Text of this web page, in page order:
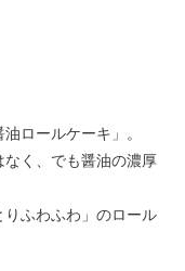
ロールケーキ」。
く、でも醤油の濃厚
ふわふわ」のロール